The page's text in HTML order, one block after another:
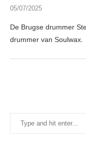
05/07/2025
De Brugse drummer
drummer van